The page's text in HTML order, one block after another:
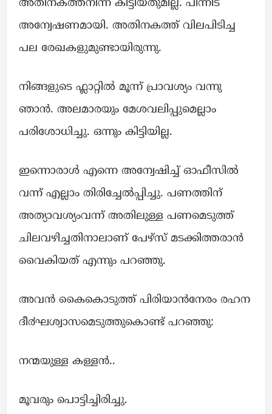
അതിനകത്ത്നിന്ന് കിട്ടിയതുമില്ല. പിന്നീട്
അന്വേഷണമായി. അതിനകത്ത് വിലപിടിച്ച
പല രേഖകളുമുണ്ടായിരുന്നു.
നിങ്ങളുടെ ഫ്ലാറ്റിൽ മൂന്ന് പ്രാവശ്യം വന്നു
ഞാൻ. അലമാരയും മേശവലിപ്പുമെല്ലാം
പരിശോധിച്ചു. ഒന്നും കിട്ടിയില്ല.
ഇന്നൊരാൾ എന്നെ അന്വേഷിച്ച് ഓഫീസിൽ
വന്ന് എല്ലാം തിരിച്ചേൽപ്പിച്ചു. പണത്തിന്
അത്യാവശ്യംവന്ന് അതിലുള്ള പണമെടുത്ത്
ചിലവഴിച്ചതിനാലാണ് പേഴ്സ് മടക്കിത്തരാൻ
വൈകിയത് എന്നും പറഞ്ഞു.
അവൻ കൈകൊടുത്ത് പിരിയാൻനേരം രഹന
ദീ൪ഘശ്വാസമെടുത്തുകൊണ്ട് പറഞ്ഞു:
നന്മയുള്ള കള്ളൻ..
മൂവരും പൊട്ടിച്ചിരിച്ചു.